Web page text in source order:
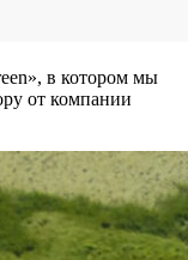
в котором мы
от компании